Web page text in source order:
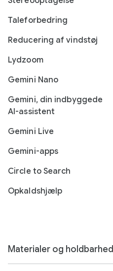
Taleforbedring
Reducering af vindstøj
Lydzoom
Gemini Nano
Gemini, din indbyggede
AI-assistent
Gemini Live
Gemini-apps
Circle to Search
Opkaldshjælp
Materialer og holdbarhed